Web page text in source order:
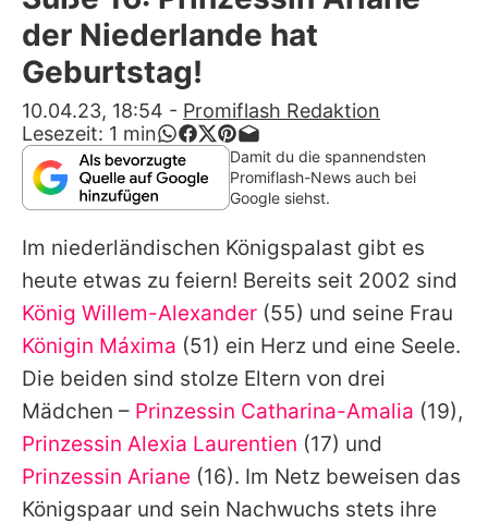
Alle Themen auf Promiflash
App runterladen
Team
Redaktionelle Richtlinien
Impressum
Datenschutzerklärung
Nutzungsbedingungen
Utiq verwalten
der Niederlande hat
Geburtstag!
10.04.23, 18:54 - Promiflash Redaktion
Lesezeit: 1 min
Damit du die spannendsten
Promiflash-News auch bei
Google siehst.
Im niederländischen Königspalast gibt es
heute etwas zu feiern! Bereits seit 2002 sind
König Willem-Alexander (55) und seine Frau
Königin Máxima (51) ein Herz und eine Seele.
Die beiden sind stolze Eltern von drei
Mädchen – Prinzessin Catharina-Amalia (19),
Prinzessin Alexia Laurentien (17) und
Prinzessin Ariane (16). Im Netz beweisen das
Königspaar und sein Nachwuchs stets ihre